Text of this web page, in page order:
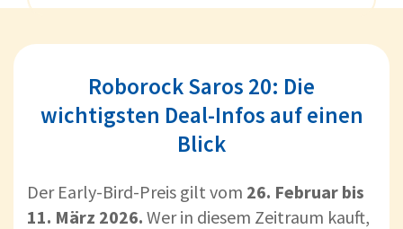
Roborock Saros 20: Die
wichtigsten Deal-Infos auf einen
Blick
Der Early-Bird-Preis gilt vom 26. Februar bis
11. März 2026. Wer in diesem Zeitraum kauft,